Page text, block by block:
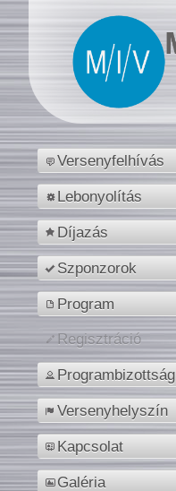
Versenyfelhívás
Lebonyolítás
Díjazás
Szponzorok
Program
Regisztráció
Programbizottság
Versenyhelyszín
Kapcsolat
Galéria